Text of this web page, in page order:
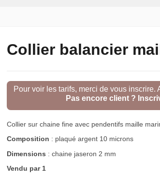
Collier balancier
Pour voir les tarifs, merci de vous
Pas encore client ?
Collier sur chaine fine avec pendentifs maille
Composition : plaqué argent 10 microns
Dimensions : chaine jaseron 2 mm
Vendu par 1